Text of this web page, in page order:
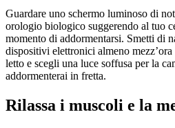
Guardare uno schermo luminoso di
orologio biologico suggerendo al tuo
momento di addormentarsi. Smetti di
dispositivi elettronici almeno mezz’ora
letto e scegli una luce soffusa per la
addormenterai in fretta.
Rilassa i muscoli e la